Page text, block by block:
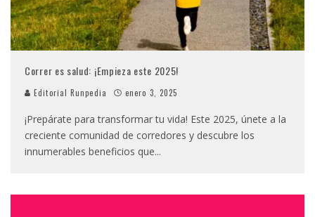
Correr es salud: ¡Empieza este 2025!
Editorial Runpedia enero 3, 2025
¡Prepárate para transformar tu vida! Este 2025, únete a la
creciente comunidad de corredores y descubre los
innumerables beneficios que...